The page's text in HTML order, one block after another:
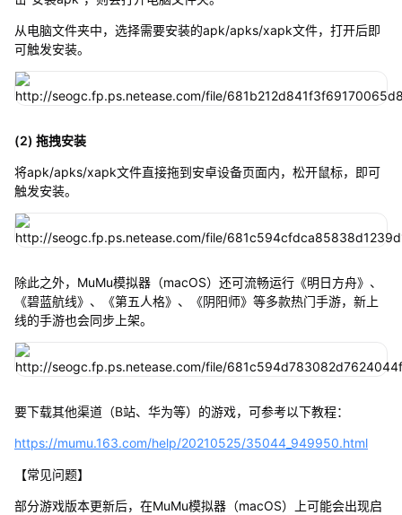
从电脑文件夹中，选择需要安装的apk/apks/xapk文件，打开后即
可触发安装。
(2) 拖拽安装
将apk/apks/xapk文件直接拖到安卓设备页面内，松开鼠标，即可
触发安装。
除此之外，MuMu模拟器（macOS）还可流畅运行《明日方舟》、
《碧蓝航线》、《第五人格》、《阴阳师》等多款热门手游，新上
线的手游也会同步上架。
要下载其他渠道（B站、华为等）的游戏，可参考以下教程：
https://mumu.163.com/help/20210525/35044_949950.html
【常见问题】
部分游戏版本更新后，在MuMu模拟器（macOS）上可能会出现启